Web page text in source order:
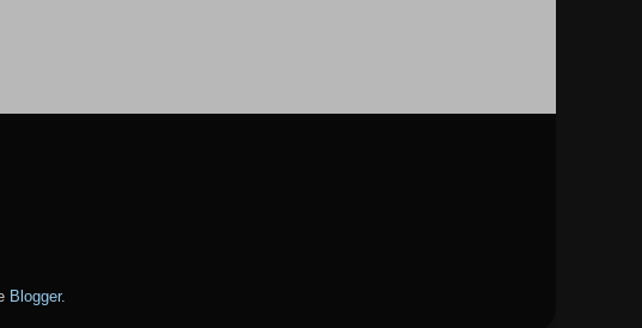
Blogger.